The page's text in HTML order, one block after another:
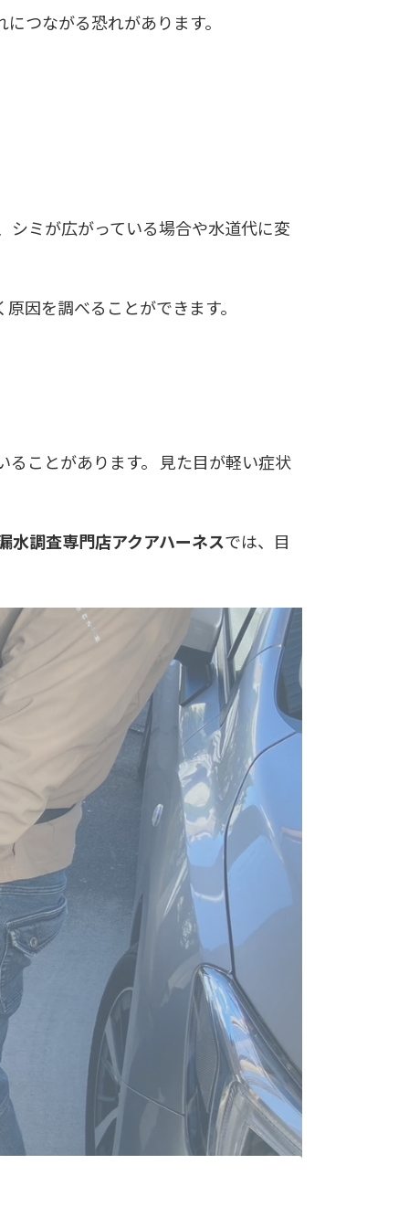
つながる恐れがあります。
シミが広がっている場合や水道代に変
因を調べることができます。
ことがあります。 見た目が軽い症状
水調査専門店アクアハーネスでは、目